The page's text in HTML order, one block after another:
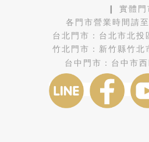
❙ 實體門
各門市營業時間請
台北門市： 台北市北投
竹北門市： 新竹縣竹北
台中門市： 台中市